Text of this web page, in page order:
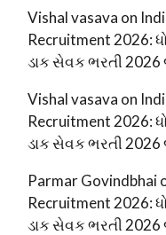
Vishal vasava on
Recruitment 2026:
ડાક સેવક ભરતી 2026
Vishal vasava on
Recruitment 2026:
ડાક સેવક ભરતી 2026
Parmar Govindbhai
Recruitment 2026:
ડાક સેવક ભરતી 2026